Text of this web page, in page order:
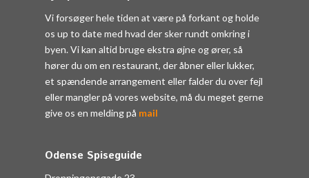
Vi forsøger hele tiden at være på forkant og holde
os up to date med hvad der sker rundt omkring i
byen. Vi kan altid bruge ekstra øjne og ører, så
hører du om en restaurant, der åbner eller lukker,
et spændende arrangement eller falder du over fejl
eller mangler på vores website, må du meget gerne
give os en melding på mail
Odense Spiseguide